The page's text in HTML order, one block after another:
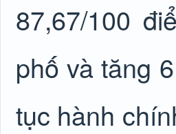
87,67/100
phố và tăng
tục hành